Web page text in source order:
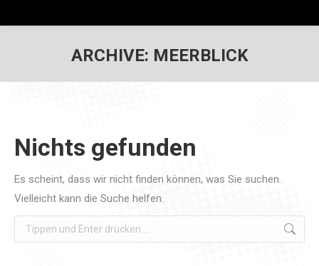
ARCHIVE: MEERBLICK
Nichts gefunden
Es scheint, dass wir nicht finden können, was Sie suchen.
Vielleicht kann die Suche helfen.
Search: